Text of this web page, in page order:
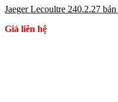
Jaeger Lecoultre 240.2.27
Giá liên hệ